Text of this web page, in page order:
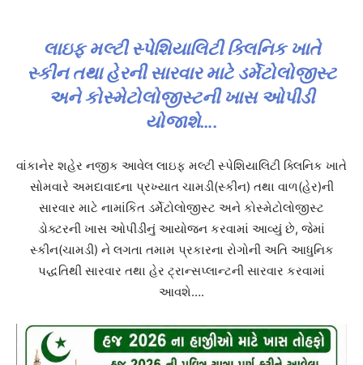
લાઇફ મલ્ટી સ્પેશિયાલિટી ક્લિનિક ખાતે
સ્કીન તથા હેરની સારવાર માટે ડર્મેટોલોજીસ્ટ
અને કોસ્મેટોલોજીસ્ટની ખાસ ઓપીડી
યોજાશે….
વાંકાનેર શહેર નજીક આવેલ લાઇફ મલ્ટી સ્પેશિયાલિટી ક્લિનિક ખાતે
સોમવારે અમદાવાદના પ્રખ્યાત ચામડી(સ્કીન) તથા વાળ(હેર)ની
સારવાર માટે નામાંકિત ડર્મેટોલોજીસ્ટ અને કોસ્મેટોલોજીસ્ટ
ડોક્ટરની ખાસ ઓપીડીનું આયોજન કરવામાં આવ્યું છે, જેમાં
સ્કીન(ચામડી) ને લગતા તમામ પ્રકારના રોગોની અતિ આધુનિક
પદ્ધતિથી સારવાર તથા હેર ટ્રાન્સપ્લાન્ટની સારવાર કરવામાં
આવશે….